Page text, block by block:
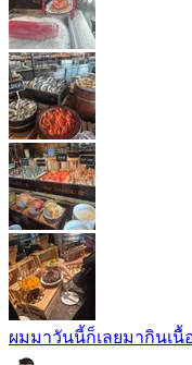
ผมมาวันนี้ก็เลยมากินเนื้